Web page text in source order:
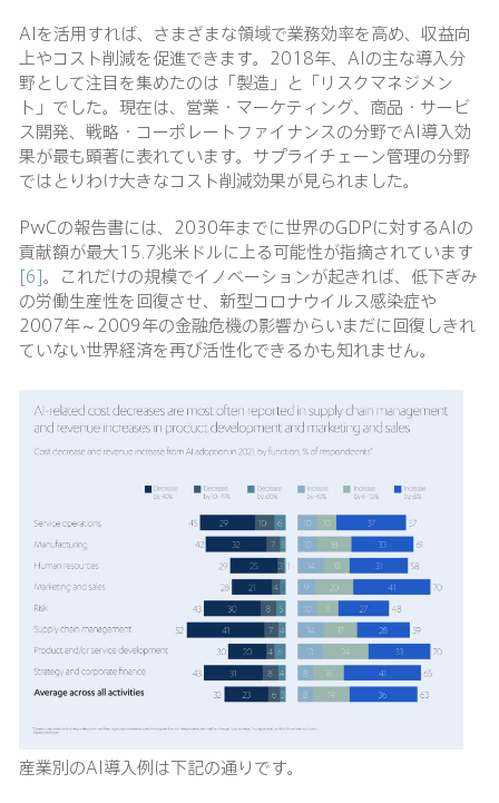
AIを活用すれば、さまざまな領域で業務効率を高め、収益向
上やコスト削減を促進できます。2018年、AIの主な導入分
野として注目を集めたのは「製造」と「リスクマネジメン
ト」でした。現在は、営業・マーケティング、商品・サービ
ス開発、戦略・コーポレートファイナンスの分野でAI導入効
果が最も顕著に表れています。サプライチェーン管理の分野
ではとりわけ大きなコスト削減効果が見られました。
PwCの報告書には、2030年までに世界のGDPに対するAIの
貢献額が最大15.7兆米ドルに上る可能性が指摘されています
[6]。これだけの規模でイノベーションが起きれば、低下ぎみ
の労働生産性を回復させ、新型コロナウイルス感染症や
2007年～2009年の金融危機の影響からいまだに回復しきれ
ていない世界経済を再び活性化できるかも知れません。
産業別のAI導入例は下記の通りです。